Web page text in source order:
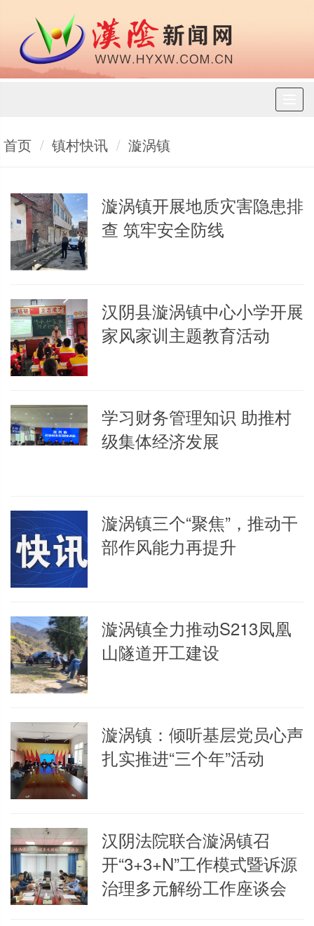
首页 镇村快讯 漩涡镇
漩涡镇开展地质灾害隐患排
查 筑牢安全防线
汉阴县漩涡镇中心小学开展
家风家训主题教育活动
学习财务管理知识 助推村
级集体经济发展
漩涡镇三个“聚焦”，推动干
部作风能力再提升
漩涡镇全力推动S213凤凰
山隧道开工建设
漩涡镇：倾听基层党员心声
扎实推进“三个年”活动
汉阴法院联合漩涡镇召
开“3+3+N”工作模式暨诉源
治理多元解纷工作座谈会